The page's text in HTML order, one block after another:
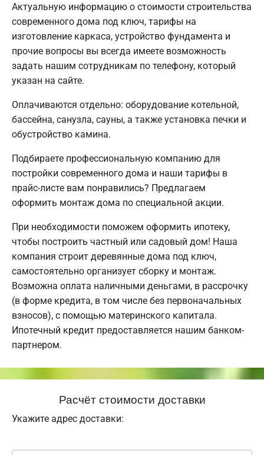
Актуальную информацию о стоимости строительства
современного дома под ключ, тарифы на
изготовление каркаса, устройство фундамента и
прочие вопросы вы всегда имеете возможность
задать нашим сотрудникам по телефону, который
указан на сайте.
Оплачиваются отдельно: оборудование котельной,
бассейна, санузла, сауны, а также установка печки и
обустройство камина.
Подбираете профессиональную компанию для
постройки современного дома и наши тарифы в
прайс-листе вам понравились? Предлагаем
оформить монтаж дома по специальной акции.
При необходимости поможем оформить ипотеку,
чтобы построить частный или садовый дом! Наша
компания строит деревянные дома под ключ,
самостоятельно организует сборку и монтаж.
Возможна оплата наличными деньгами, в рассрочку
(в форме кредита, в том числе без первоначальных
взносов), с помощью материнского капитала.
Ипотечный кредит предоставляется нашим банком-
партнером.
Расчёт стоимости доставки
Укажите адрес доставки: